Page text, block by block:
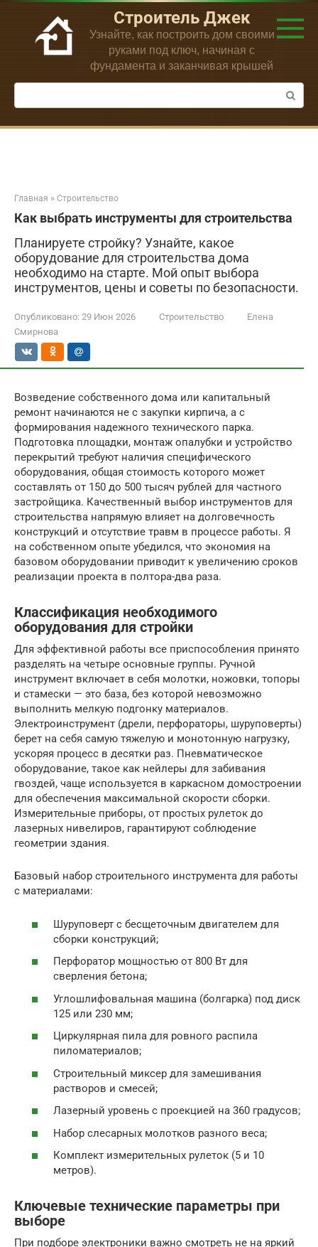
Перейти
контенту
Строитель Джек
Узнайте, как построить дом своими
руками под ключ, начиная с
фундамента и заканчивая крышей
Поиск:
Главная » Строительство
Как выбрать инструменты для строительства
Планируете стройку? Узнайте, какое
оборудование для строительства дома
необходимо на старте. Мой опыт выбора
инструментов, цены и советы по безопасности.
Опубликовано: 29 Июн 2026 Строительство
Елена
Смирнова
Возведение собственного дома или капитальный
ремонт начинаются не с закупки кирпича, а с
формирования надежного технического парка.
Подготовка площадки, монтаж опалубки и устройство
перекрытий требуют наличия специфического
оборудования, общая стоимость которого может
составлять от 150 до 500 тысяч рублей для частного
застройщика. Качественный выбор инструментов для
строительства напрямую влияет на долговечность
конструкций и отсутствие травм в процессе работы. Я
на собственном опыте убедился, что экономия на
базовом оборудовании приводит к увеличению сроков
реализации проекта в полтора-два раза.
Классификация необходимого
оборудования для стройки
Для эффективной работы все приспособления принято
разделять на четыре основные группы. Ручной
инструмент включает в себя молотки, ножовки, топоры
и стамески — это база, без которой невозможно
выполнить мелкую подгонку материалов.
Электроинструмент (дрели, перфораторы, шуруповерты)
берет на себя самую тяжелую и монотонную нагрузку,
ускоряя процесс в десятки раз. Пневматическое
оборудование, такое как нейлеры для забивания
гвоздей, чаще используется в каркасном домостроении
для обеспечения максимальной скорости сборки.
Измерительные приборы, от простых рулеток до
лазерных нивелиров, гарантируют соблюдение
геометрии здания.
Базовый набор строительного инструмента для работы
с материалами:
Шуруповерт с бесщеточным двигателем для
сборки конструкций;
Перфоратор мощностью от 800 Вт для
сверления бетона;
Углошлифовальная машина (болгарка) под диск
125 или 230 мм;
Циркулярная пила для ровного распила
пиломатериалов;
Строительный миксер для замешивания
растворов и смесей;
Лазерный уровень с проекцией на 360 градусов;
Набор слесарных молотков разного веса;
Комплект измерительных рулеток (5 и 10
метров).
Ключевые технические параметры при
выборе
При подборе электроники важно смотреть не на яркий